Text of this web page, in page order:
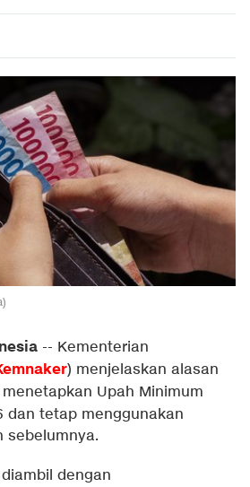
-- Kementerian
) menjelaskan alasan
Upah Minimum
dan tetap menggunakan
sebelumnya.
dengan